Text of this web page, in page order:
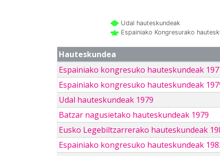
Udal hauteskundeak
Espainiako Kongresurako
Hauteskundea
Espainiako kongresuko hauteskundeak
Espainiako kongresuko hauteskundeak
Udal hauteskundeak 1979
Batzar nagusietako hauteskundeak 1979
Eusko Legebiltzarrerako hauteskundeak
Espainiako kongresuko hauteskundeak